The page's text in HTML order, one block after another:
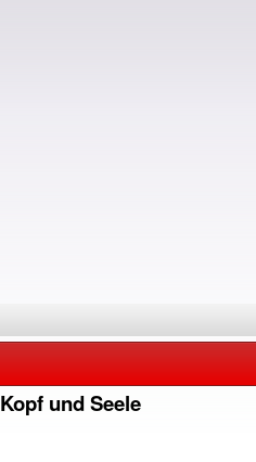
Kopf und Seele